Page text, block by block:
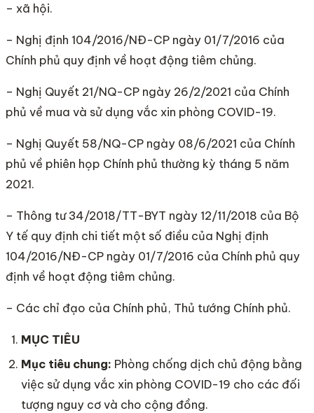
– xã hội.
– Nghị định 104/2016/NĐ-CP ngày 01/7/2016 của
Chính phủ quy định về hoạt động tiêm chủng.
– Nghị Quyết 21/NQ-CP ngày 26/2/2021 của Chính
phủ về mua và sử dụng vắc xin phòng COVID-19.
– Nghị Quyết 58/NQ-CP ngày 08/6/2021 của Chính
phủ về phiên họp Chính phủ thường kỳ tháng 5 năm
2021.
– Thông tư 34/2018/TT-BYT ngày 12/11/2018 của Bộ
Y tế quy định chi tiết một số điều của Nghị định
104/2016/NĐ-CP ngày 01/7/2016 của Chính phủ quy
định về hoạt động tiêm chủng.
– Các chỉ đạo của Chính phủ, Thủ tướng Chính phủ.
MỤC TIÊU
Mục tiêu chung: Phòng chống dịch chủ động bằng
việc sử dụng vắc xin phòng COVID-19 cho các đối
tượng nguy cơ và cho cộng đồng.